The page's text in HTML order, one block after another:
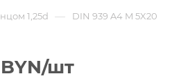
1,25d — DIN 939 A4 M 5X20
BYN/шт